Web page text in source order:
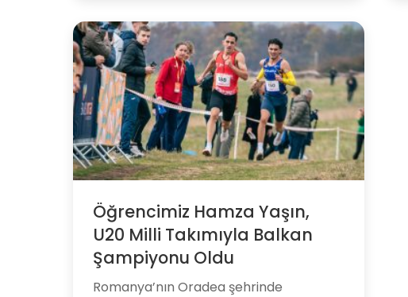
Öğrencimiz Hamza Yaşın,
U20 Milli Takımıyla Balkan
Şampiyonu Oldu
Romanya’nın Oradea şehrinde